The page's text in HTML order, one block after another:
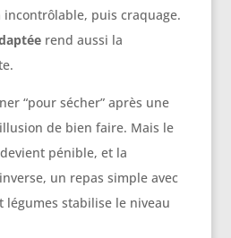
incontrôlable, puis craquage.
rend aussi la
“pour sécher” après une
de bien faire. Mais le
pénible, et la
un repas simple avec
légumes stabilise le niveau